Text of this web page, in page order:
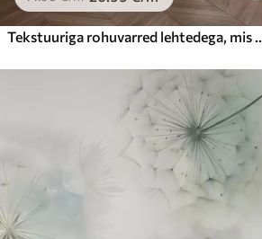
Tekstuuriga rohuvarred lehtedega, mis